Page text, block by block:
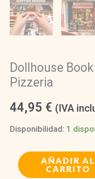
Dollhouse
Pizzeria
44,95 € (IVA
Disponibilidad: 1
Dollhouse
Book
AÑADIR AL
CARRITO